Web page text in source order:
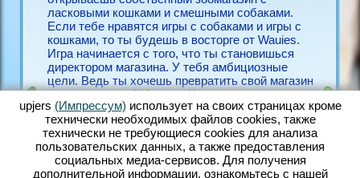
ласковыми кошками и смешными собаками.
Если тебе нравятся игры с собаками и игры с
кошками, то ты будешь в восторге от Wauies.
Игра начинается с того, что ты становишься
директором магазина. У тебя амбициозные
цели. Ведь ты хочешь превратить свой магазин
в процветающий бизнес. Чем счастливее твои
животные, тем лучше они себя чувствуют и
тем быстрее ты найдёшь клиентов, которые
захотят купить твоих собак и кошек. В Wauies
ты заботишься о большом количестве милых
животных. Ухаживай за хорошенькими
игры с
дружбу
upjers (Импрессум) использует на своих страницах кроме
технически необходимых файлов сookies, также
технически не требующиеся cookies для анализа
пользовательских данных, а также предоставления
социальных медиа-сервисов. Для получения
дополнительной информации, ознакомьтесь с нашей